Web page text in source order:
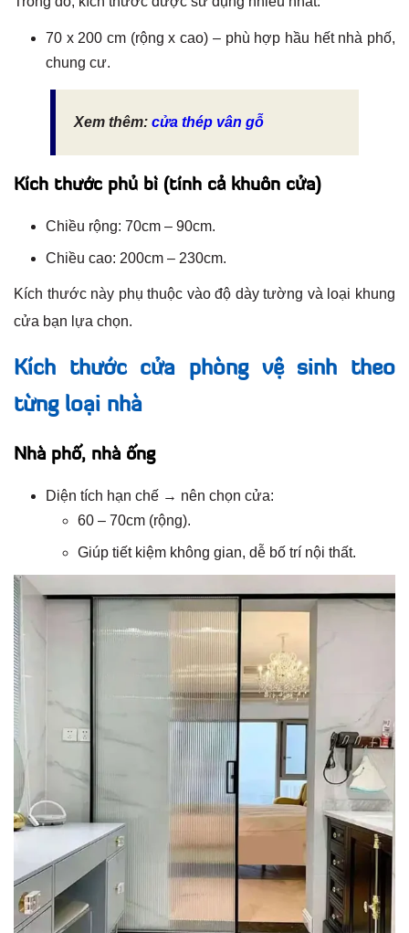
70 x 200 cm (rộng x cao) – phù hợp hầu hết nhà phố,
chung cư.
Xem thêm: cửa thép vân gỗ
Kích thước phủ bì (tính cả khuôn cửa)
Chiều rộng: 70cm – 90cm.
Chiều cao: 200cm – 230cm.
Kích thước này phụ thuộc vào độ dày tường và loại khung
cửa bạn lựa chọn.
Kích thước cửa phòng vệ sinh theo
từng loại nhà
Nhà phố, nhà ống
Diện tích hạn chế → nên chọn cửa:
60 – 70cm (rộng).
Giúp tiết kiệm không gian, dễ bố trí nội thất.